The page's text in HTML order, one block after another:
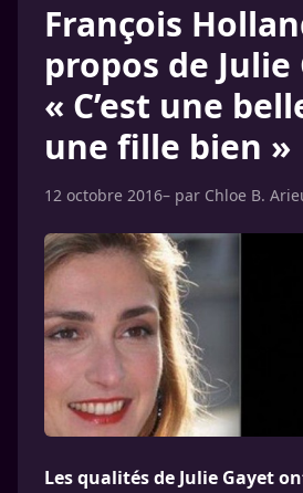
François
propos de Julie
« C’est une
une fille bien »
12 octobre 2016– par Chloe B.
Les qualités de Julie Gayet